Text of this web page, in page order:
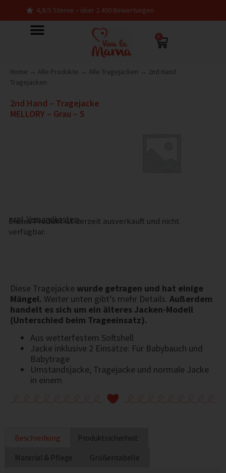
5 Sterne – über 2.400 Bewertungen
0
Home → Alle Produkte → Alle Tragejacken → 2nd Hand
Tragejacken
2nd Hand – Tragejacke
MELLORY – Grau – S
zzgl.Versandkosten
Dieses Produkt ist derzeit ausverkauft und nicht
verfügbar.
Diese Tragejacke wurde getragen und hat einige
Mängel. Weiter unten gibt’s mehr Details. Außerdem
handelt es sich um ein älteres Jacken-Modell
(Unterschied beim Trageeinsatz).
Aus wetterfestem Softshell
Jacke inklusive 2 Einsätze: Für Babybauch und
Babytrage
Umstandsjacke, Tragejacke und normale Jacke
in einem
Beschreibung
Produktsicherheit
Material & Pflege
Größentabelle